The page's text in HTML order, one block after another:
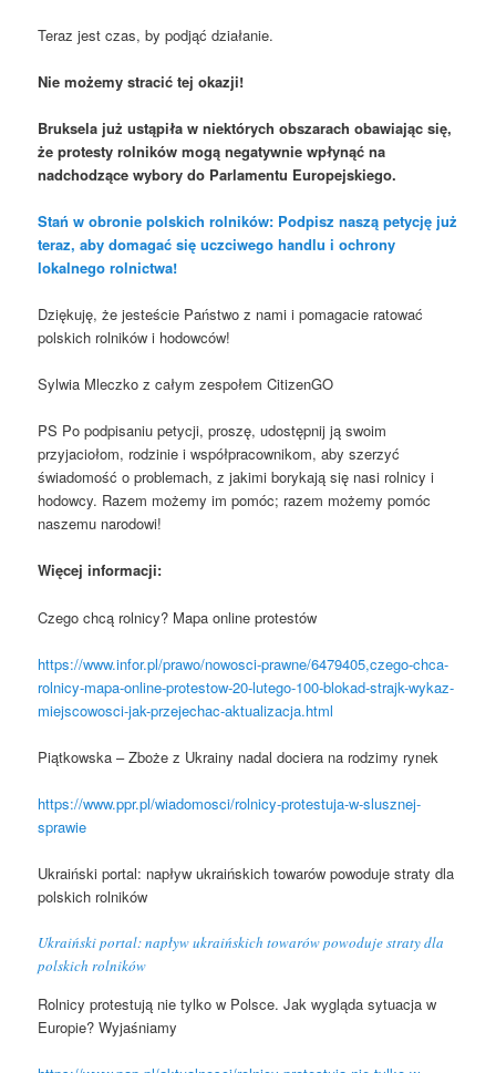
Teraz jest czas, by podjąć działanie.
Nie możemy stracić tej okazji!
Bruksela już ustąpiła w niektórych obszarach obawiając się,
że protesty rolników mogą negatywnie wpłynąć na
nadchodzące wybory do Parlamentu Europejskiego.
Stań w obronie polskich rolników: Podpisz naszą petycję już
teraz, aby domagać się uczciwego handlu i ochrony
lokalnego rolnictwa!
Dziękuję, że jesteście Państwo z nami i pomagacie ratować
polskich rolników i hodowców!
Sylwia Mleczko z całym zespołem CitizenGO
PS Po podpisaniu petycji, proszę, udostępnij ją swoim
przyjaciołom, rodzinie i współpracownikom, aby szerzyć
świadomość o problemach, z jakimi borykają się nasi rolnicy i
hodowcy. Razem możemy im pomóc; razem możemy pomóc
naszemu narodowi!
Więcej informacji:
Czego chcą rolnicy? Mapa online protestów
https://www.infor.pl/prawo/nowosci-prawne/6479405,czego-chca-
rolnicy-mapa-online-protestow-20-lutego-100-blokad-strajk-wykaz-
miejscowosci-jak-przejechac-aktualizacja.html
Piątkowska – Zboże z Ukrainy nadal dociera na rodzimy rynek
https://www.ppr.pl/wiadomosci/rolnicy-protestuja-w-slusznej-
sprawie
Ukraiński portal: napływ ukraińskich towarów powoduje straty dla
polskich rolników
Ukraiński portal: napływ ukraińskich towarów powoduje straty dla
polskich rolników
Rolnicy protestują nie tylko w Polsce. Jak wygląda sytuacja w
Europie? Wyjaśniamy